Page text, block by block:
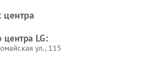
камер
Ремонт вертикальных
центра
центра LG:
ул., 115